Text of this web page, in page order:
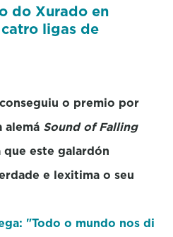
do Xurado en
ligas de
o premio por
alemá Sound of Falling
este galardón
e lexitima o seu
"Todo o mundo nos di